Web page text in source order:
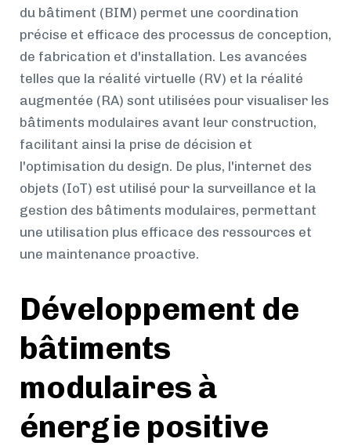
du bâtiment (BIM) permet une coordination
précise et efficace des processus de conception,
de fabrication et d'installation. Les avancées
telles que la réalité virtuelle (RV) et la réalité
augmentée (RA) sont utilisées pour visualiser les
bâtiments modulaires avant leur construction,
facilitant ainsi la prise de décision et
l'optimisation du design. De plus, l'internet des
objets (IoT) est utilisé pour la surveillance et la
gestion des bâtiments modulaires, permettant
une utilisation plus efficace des ressources et
une maintenance proactive.
Développement de
bâtiments
modulaires à
énergie positive